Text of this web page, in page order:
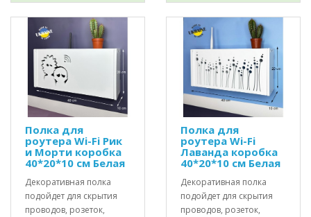
Полка для
роутера Wi-Fi Рик
и Морти коробка
40*20*10 см Белая
Декоративная полка
подойдет для скрытия
проводов, розеток,
Полка для
роутера Wi-Fi
Лаванда коробка
40*20*10 см Белая
Декоративная полка
подойдет для скрытия
проводов, розеток,